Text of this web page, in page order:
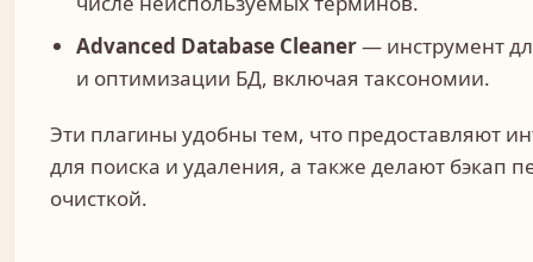
Advanced Database Cleaner— инструмент
и оптимизации БД, включая таксономии.
Эти плагины удобны тем, что предоставляют
для поиска и удаления, а также делают бэкап
очисткой.